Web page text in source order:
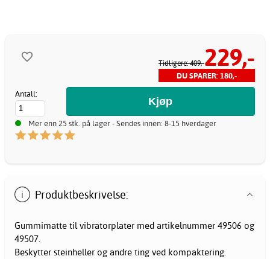
Tidligere: 409,-229,-
DU SPARER: 180,-
Antall:
Mer enn 25 stk. på lager - Sendes innen: 8-15 hverdager
Produktbeskrivelse:
Gummimatte til vibratorplater med artikelnummer 49506 og
49507.
Beskytter steinheller og andre ting ved kompaktering.